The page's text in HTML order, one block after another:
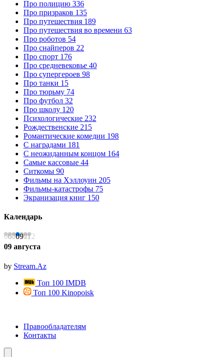
Про полицию 336
Про призраков 135
Про путешествия 189
Про путешествия во времени 63
Про роботов 54
Про снайперов 22
Про спорт 176
Про средневековье 40
Про супергероев 98
Про танки 15
Про тюрьму 74
Про футбол 32
Про школу 120
Психологические 232
Рождественские 215
Романтические комедии 198
С наградами 181
С неожиданным концом 164
Самые кассовые 44
Ситкомы 90
Фильмы на Хэллоуин 205
Фильмы-катастрофы 75
Экранизация книг 150
Календарь
06070809101112
09 августа
by Stream.Az
Топ 100 IMDB
Топ 100 Kinopoisk
Правообладателям
Контакты